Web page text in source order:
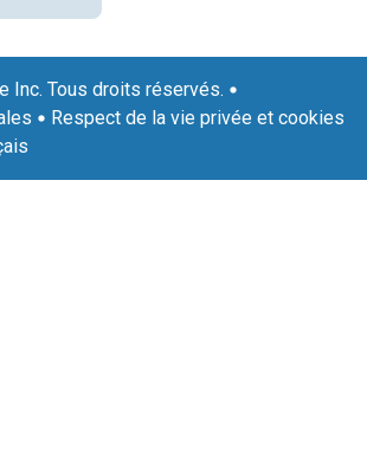
Inc. Tous droits réservés.
Respect de la vie privée et cookies